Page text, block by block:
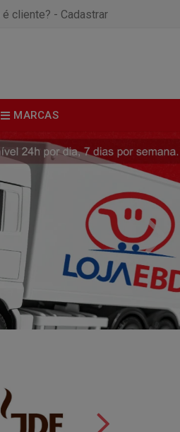
é cliente? - Cadastrar
MARCAS